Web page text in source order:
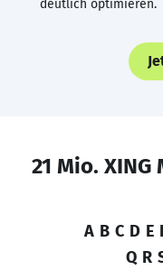
deutlich optimieren.
21 Mio.
A B C D E
Q R